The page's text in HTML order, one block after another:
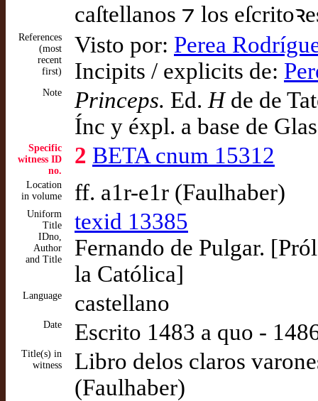
caſtellanos ⁊ los
References
(most
recent
first)
Visto por: Perea
Incipits / explicits de:
Note Princeps. Ed. Hde de
Ínc y éxpl. a base de
Specific
witness ID
no.
2 BETA cnum 15312
Location
in volume
ff. a1r-e1r (Faulhaber)
Uniform
Title
IDno,
Author
and Title
texid 13385
Fernando de Pulgar.
la Católica]
Language castellano
Date Escrito 1483 a quo -
Title(s) in
witness
Libro delos claros
(Faulhaber)